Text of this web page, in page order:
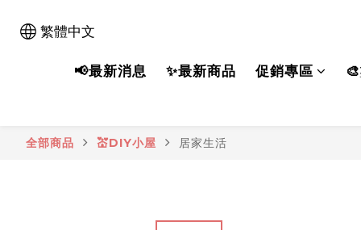
繁體中文
📢最新消息 ✨最新商品 促銷專區
全部商品 💒DIY小屋 居家生活